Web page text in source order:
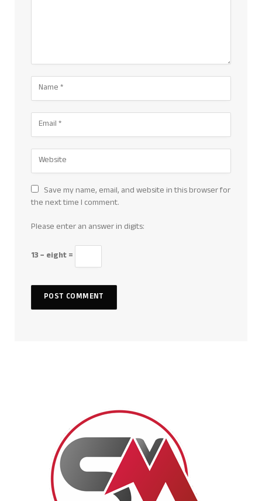
Save my name, email, and website in this browser for
the next time I comment.
Please enter an answer in digits:
13 − eight =